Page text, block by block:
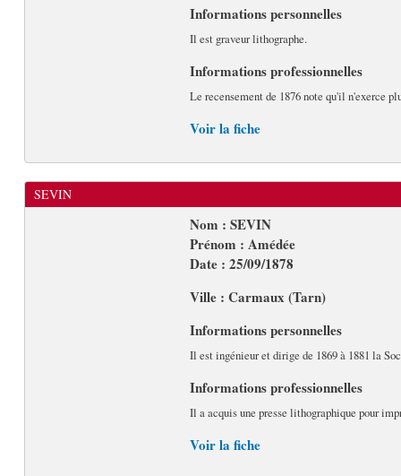
Informations personnelles
Il est graveur lithographe.
Informations professionnelles
Le recensement de 1876 note qu'il n'exerce
Voir la fiche
SEVIN
Nom : SEVIN
Prénom : Amédée
Date : 25/09/1878
Ville : Carmaux (Tarn)
Informations personnelles
Il est ingénieur et dirige de 1869 à 1881 la
Informations professionnelles
Il a acquis une presse lithographique pour
Voir la fiche